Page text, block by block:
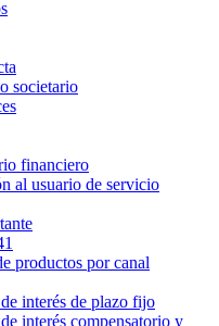
societario
financiero
al usuario de servicio
productos por canal
de interés de plazo fijo
interés compensatorio y